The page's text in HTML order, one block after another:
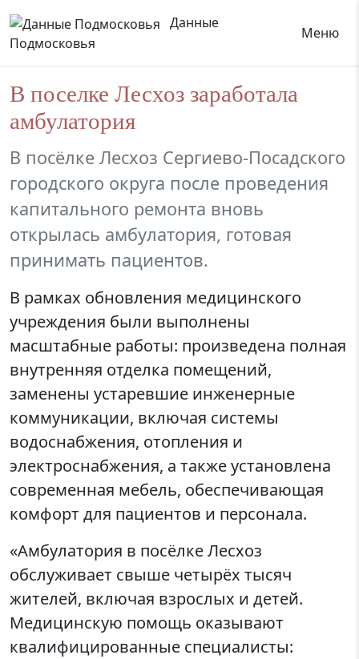
Данные
Подмосковья
Меню
В поселке Лесхоз заработала
амбулатория
В посёлке Лесхоз Сергиево-Посадского
городского округа после проведения
капитального ремонта вновь
открылась амбулатория, готовая
принимать пациентов.
В рамках обновления медицинского
учреждения были выполнены
масштабные работы: произведена полная
внутренняя отделка помещений,
заменены устаревшие инженерные
коммуникации, включая системы
водоснабжения, отопления и
электроснабжения, а также установлена
современная мебель, обеспечивающая
комфорт для пациентов и персонала.
«Амбулатория в посёлке Лесхоз
обслуживает свыше четырёх тысяч
жителей, включая взрослых и детей.
Медицинскую помощь оказывают
квалифицированные специалисты: